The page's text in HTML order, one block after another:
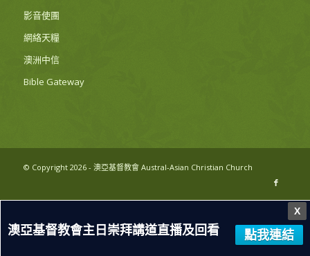
影音使團
網絡天糧
澳洲中信
Bible Gateway
© Copyright 2026 - 澳亞基督教會 Austral-Asian Christian Church
X
澳亞基督教會主日崇拜講道直播及回看 點我連結